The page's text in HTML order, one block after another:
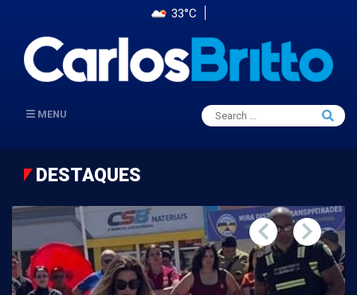
33°C
MENU
Search
for:
Search
DESTAQUES